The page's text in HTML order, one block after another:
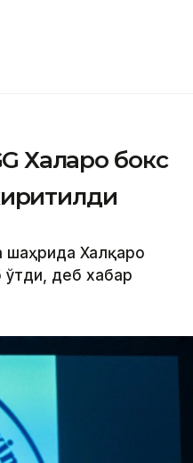
Халқаро бокс
шаҳрида Халқаро
ўтди, деб хабар